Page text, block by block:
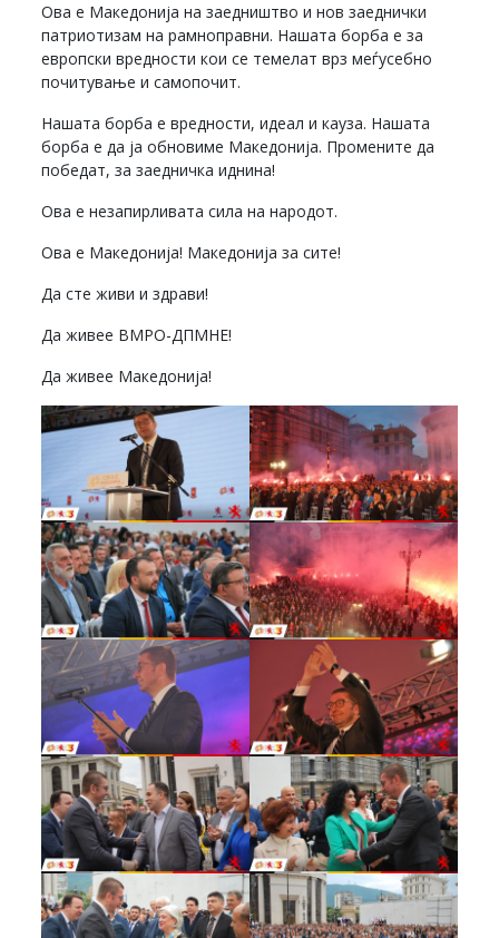
Ова е Македонија на заедништво и нов заеднички
патриотизам на рамноправни. Нашата борба е за
европски вредности кои се темелат врз меѓусебно
почитување и самопочит.
Нашата борба е вредности, идеал и кауза. Нашата
борба е да ја обновиме Македонија. Промените да
победат, за заедничка иднина!
Ова е незапирливата сила на народот.
Ова е Македонија! Македонија за сите!
Да сте живи и здрави!
Да живее ВМРО-ДПМНЕ!
Да живее Македонија!